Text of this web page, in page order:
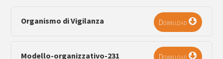
Organismo di Vigilanza Download
Modello-organizzativo-231 Download